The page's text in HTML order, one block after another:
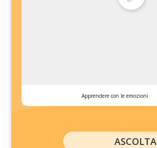
Apprendere con le emozioni
ASCOLTA